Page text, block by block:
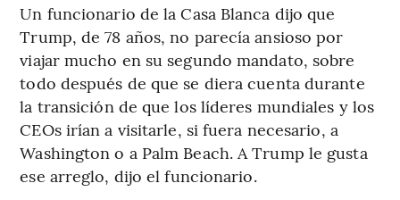
Un funcionario de la Casa Blanca dijo que
Trump, de 78 años, no parecía ansioso por
viajar mucho en su segundo mandato, sobre
todo después de que se diera cuenta durante
la transición de que los líderes mundiales y los
CEOs irían a visitarle, si fuera necesario, a
Washington o a Palm Beach. A Trump le gusta
ese arreglo, dijo el funcionario.